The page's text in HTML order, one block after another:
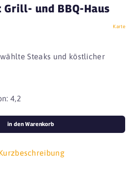
Grill- und BBQ-Haus
Karte
Steaks und köstlicher
4,2
in den Warenkorb